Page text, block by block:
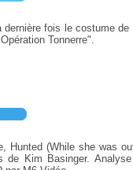
dernière fois le costume
Tonnerre".
Hunted (While she was
de Kim Basinger.